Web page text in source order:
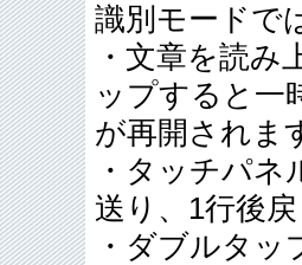
識別モードで
・文章を読
ップすると一
が再開されま
・タッチパ
送り、1行後
・ダブルタ